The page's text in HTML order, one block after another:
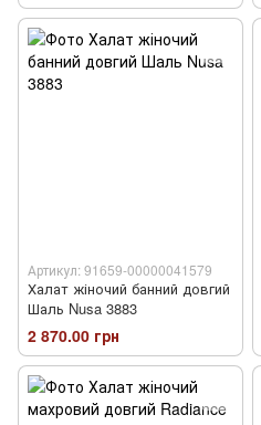
Артикул: 91659-00000041579
Халат жіночий банний довгий
Шаль Nusa 3883
2 870.00 грн